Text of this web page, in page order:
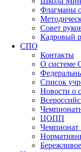
Флагманы
Совет
Кадровый
СПО
Контакты
О системе
Список
Новости о
ЦОПП
Чемпионат